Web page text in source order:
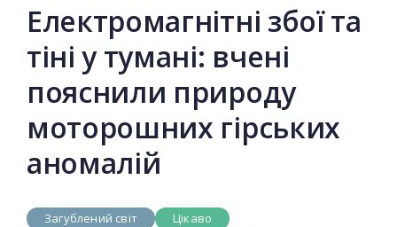
Електромагнітні збої та
тіні у тумані: вчені
пояснили природу
моторошних гірських
аномалій
Загублений світ Цікаво